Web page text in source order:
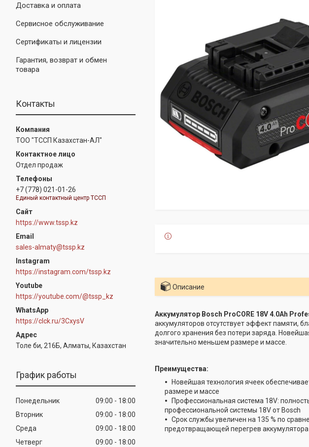
Доставка и оплата
Сервисное обслуживание
Сертификаты и лицензии
Гарантия, возврат и обмен
товара
Контакты
ТОО "ТССП Казахстан-АЛ"
Отдел продаж
+7 (778) 021-01-26
Единый контактный центр ТССП
https://www.tssp.kz
sales-almaty@tssp.kz
Instagram
https://instagram.com/tssp.kz
Youtube
https://youtube.com/@tssp_kz
WhatsApp
https://clck.ru/3CxysV
Толе би, 216Б, Алматы, Казахстан
График работы
Понедельник 09:00
18:00
Вторник
09:00
18:00
Среда
09:00
18:00
Четверг
09:00
18:00
Описание
Аккумулятор Bosch ProCORE 18V 4.0Ah
аккумуляторов отсутствует эффект памяти,
долгого хранения без потери заряда.
значительно меньшем размере и массе.
Преимущества:
Новейшая технология ячеек
размере и массе
Профессиональная система 18V:
профессиональной системы 18V от Bosch
Срок службы увеличен на 135 % по
предотвращающей перегрев аккумулятора